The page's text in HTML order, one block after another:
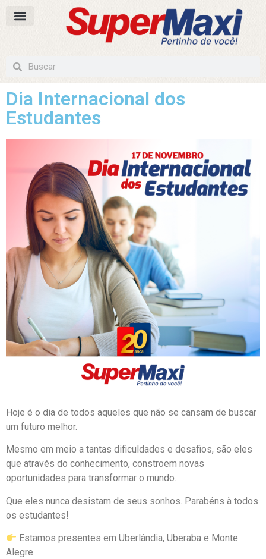
Dia Internacional dos
Estudantes
Hoje é o dia de todos aqueles que não se cansam de buscar
um futuro melhor.
Mesmo em meio a tantas dificuldades e desafios, são eles
que através do conhecimento, constroem novas
oportunidades para transformar o mundo.
Que eles nunca desistam de seus sonhos. Parabéns à todos
os estudantes!
Estamos presentes em Uberlândia, Uberaba e Monte
Alegre.